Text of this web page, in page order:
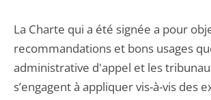
La Charte qui a été signée a pour
recommandations et bons usages
administrative d'appel et les
s’engagent à appliquer vis-à-vis des